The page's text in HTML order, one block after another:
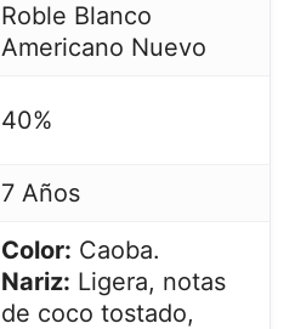
Roble Blanco
Americano Nuevo
40%
7 Años
Color: Caoba.
Nariz: Ligera, notas
de coco tostado,